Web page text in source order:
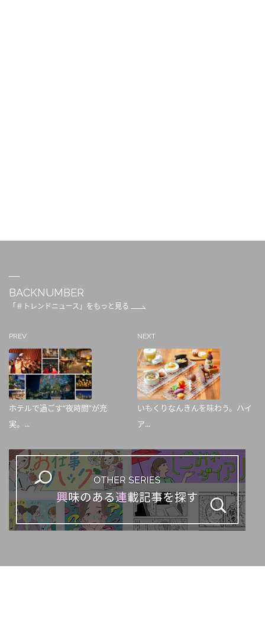
BACKNUMBER
「＃トレンドニュース」をもっと見る
PREV
ホテルで過ごす“夜時間”が充
実。...
NEXT
いもくりなんきんを味わう。ハイ
ア...